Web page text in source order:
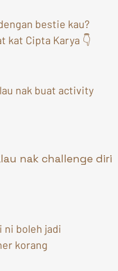
bestie kau?
kat Cipta Karya 👇
nak challenge diri
korang